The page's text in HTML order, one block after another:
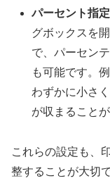
パーセント指
グボックスを
で、パーセン
も可能です。
わずかに小さ
が収まることが
これらの設定も、
整することが大切